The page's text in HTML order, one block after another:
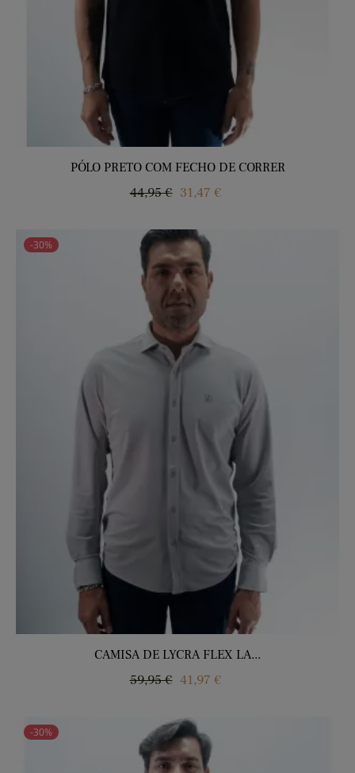
PÓLO PRETO COM FECHO DE CORRER
Regular
44,95 € Price
31,47 €
-30%
CAMISA DE LYCRA FLEX LA...
Regular
59,95 € Price
41,97 €
-30%